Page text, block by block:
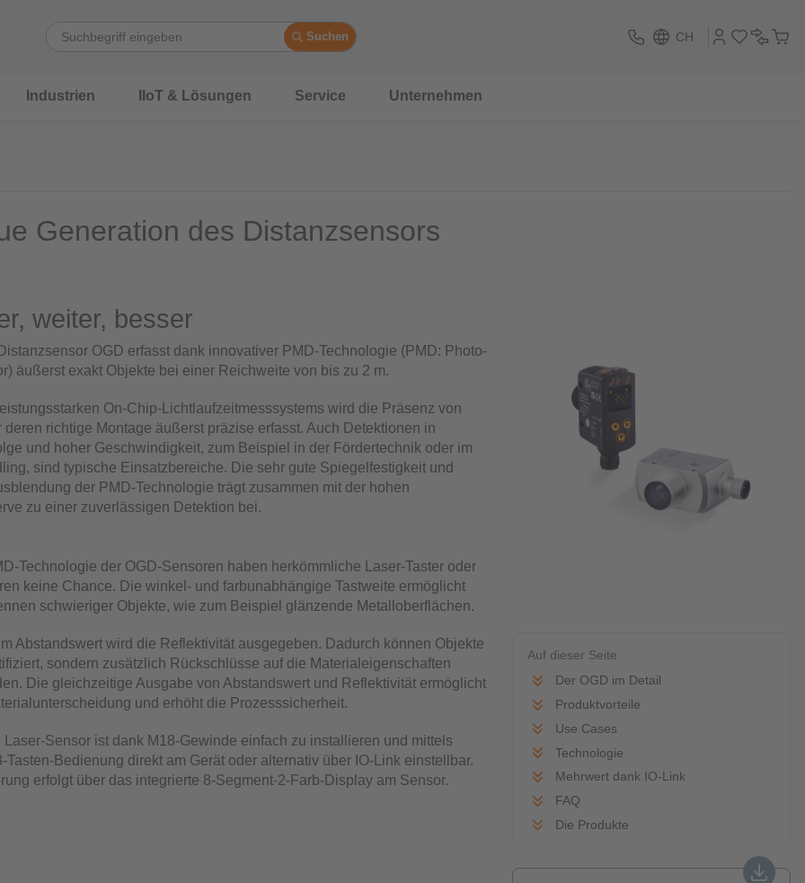
Suchen CH
Industrien IIoT & Lösungen Service Unternehmen
Generation des Distanzsensors
weiter, besser
OGD erfasst dank innovativer PMD-Technologie (PMD: Photo-
äußerst exakt Objekte bei einer Reichweite von bis zu 2 m.
On-Chip-Lichtlaufzeitmesssystems wird die Präsenz von
deren richtige Montage äußerst präzise erfasst. Auch Detektionen in
und hoher Geschwindigkeit, zum Beispiel in der Fördertechnik oder im
sind typische Einsatzbereiche. Die sehr gute Spiegelfestigkeit und
der PMD-Technologie trägt zusammen mit der hohen
zu einer zuverlässigen Detektion bei.
Technologie der OGD-Sensoren haben herkömmliche Laser-Taster oder
keine Chance. Die winkel- und farbunabhängige Tastweite ermöglicht
schwieriger Objekte, wie zum Beispiel glänzende Metalloberflächen.
Abstandswert wird die Reflektivität ausgegeben. Dadurch können Objekte
sondern zusätzlich Rückschlüsse auf die Materialeigenschaften
Die gleichzeitige Ausgabe von Abstandswert und Reflektivität ermöglicht
und erhöht die Prozesssicherheit.
Laser-Sensor ist dank M18-Gewinde einfach zu installieren und mittels
Tasten-Bedienung direkt am Gerät oder alternativ über IO-Link einstellbar.
erfolgt über das integrierte 8-Segment-2-Farb-Display am Sensor.
Auf dieser Seite
Der OGD im Detail
Produktvorteile
Use Cases
Technologie
Mehrwert dank IO-Link
FAQ
Die Produkte